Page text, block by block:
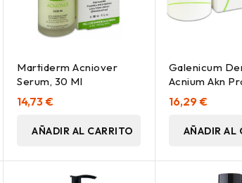
Martiderm Acniover
Serum, 30 Ml
14,73 €
AÑADIR AL CARRITO
Galenicum
Acnium Akn
Control 50Ml
16,29 €
AÑADIR AL